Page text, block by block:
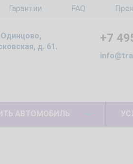
Гарантии FAQ
д. 61.
+7
АВТОМОБИЛЬ